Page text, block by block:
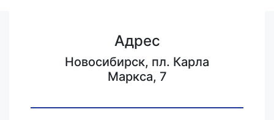
Адрес
Новосибирск, пл. Карла
Маркса, 7